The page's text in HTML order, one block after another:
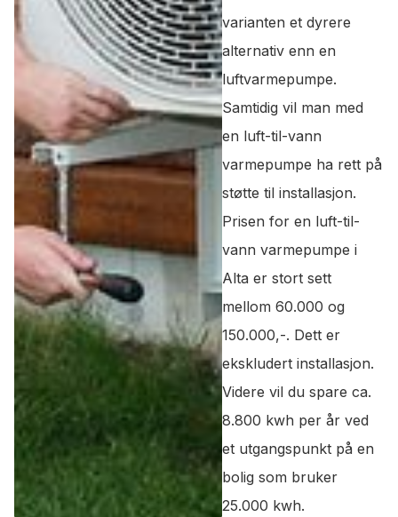
varianten et dyrere
alternativ enn en
luftvarmepumpe.
Samtidig vil man med
en luft-til-vann
varmepumpe ha rett på
støtte til installasjon.
Prisen for en luft-til-
vann varmepumpe i
Alta er stort sett
mellom 60.000 og
150.000,-. Dett er
ekskludert installasjon.
Videre vil du spare ca.
8.800 kwh per år ved
et utgangspunkt på en
bolig som bruker
25.000 kwh.